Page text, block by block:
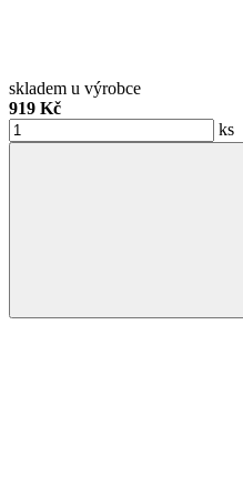
skladem u výrobce
919 Kč
ks